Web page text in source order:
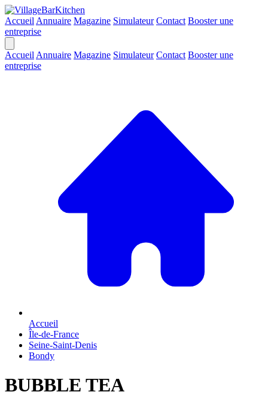
Accueil Annuaire Magazine Simulateur Contact Booster une
entreprise
Accueil Annuaire Magazine Simulateur Contact Booster une
entreprise
Accueil
Île-de-France
Seine-Saint-Denis
Bondy
BUBBLE TEA